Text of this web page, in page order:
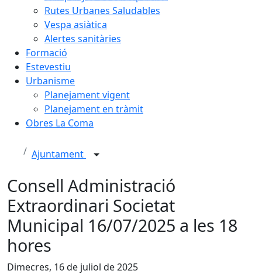
Rutes Urbanes Saludables
Vespa asiàtica
Alertes sanitàries
Formació
Estevestiu
Urbanisme
Planejament vigent
Planejament en tràmit
Obres La Coma
Ajuntament
Consell Administració
Extraordinari Societat
Municipal 16/07/2025 a les 18
hores
Dimecres, 16 de juliol de 2025